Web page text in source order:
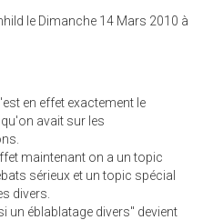
le Dimanche 14 Mars 2010 à
en effet exactement le
avait sur les
maintenant on a un topic
sérieux et un topic spécial
divers.
un éblablatage divers" devient